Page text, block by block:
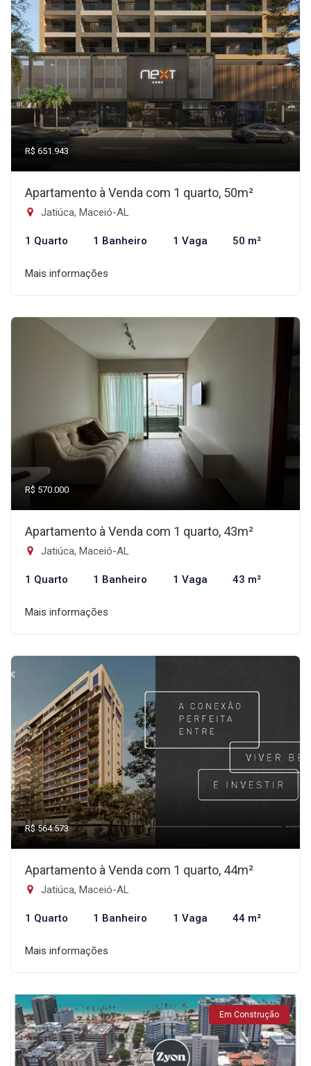
R$ 651.943
Apartamento à Venda com 1 quarto, 50m²
Jatiúca, Maceió-AL
1 Quarto 1 Banheiro 1 Vaga 50 m²
Mais informações
R$ 570.000
Apartamento à Venda com 1 quarto, 43m²
Jatiúca, Maceió-AL
1 Quarto 1 Banheiro 1 Vaga 43 m²
Mais informações
R$ 564.573
Apartamento à Venda com 1 quarto, 44m²
Jatiúca, Maceió-AL
1 Quarto 1 Banheiro 1 Vaga 44 m²
Mais informações
Em Construção